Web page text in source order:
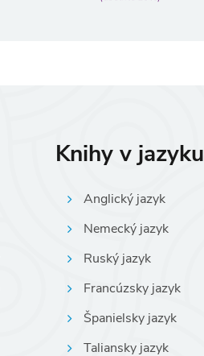
Knihy v jazyku
Anglický jazyk
Nemecký jazyk
Ruský jazyk
Francúzsky jazyk
Španielsky jazyk
Taliansky jazyk